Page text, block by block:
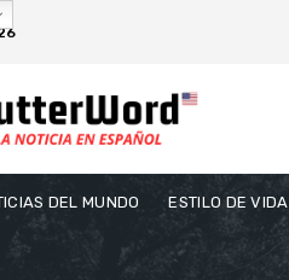
DEL MUNDO ESTILO DE VIDA